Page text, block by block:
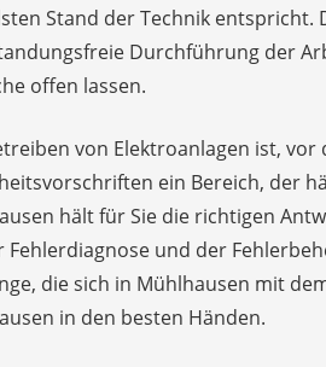
Stand der Technik entspricht.
Durchführung der
offen lassen.
von Elektroanlagen ist,
ein Bereich, der
hält für Sie die richtigen
Fehlerdiagnose und der
die sich in Mühlhausen mit
in den besten Händen.